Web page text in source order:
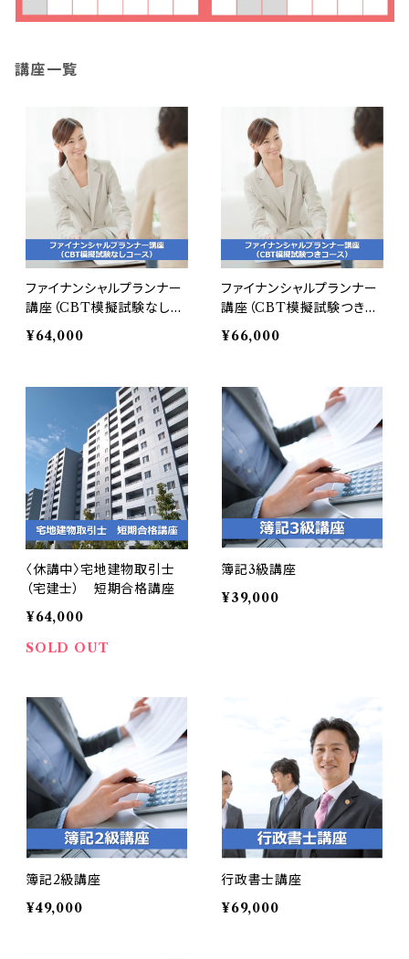
講座一覧
ファイナンシャルプランナー
講座（CBT模擬試験なしコ
ース）
¥64,000
ファイナンシャルプランナー
講座（CBT模擬試験つきコ
ース）
¥66,000
〈休講中〉宅地建物取引士
（宅建士） 短期合格講座
¥64,000
SOLD OUT
簿記3級講座
¥39,000
簿記2級講座
¥49,000
行政書士講座
¥69,000